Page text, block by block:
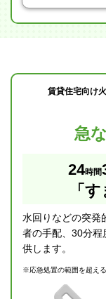
賃貸住宅向け
急
24時間
「
水回りなどの突発
者の手配、30分程
供します。
※応急処置の範囲を超え